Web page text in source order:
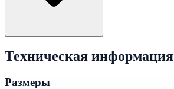
Техническая информация
Размеры